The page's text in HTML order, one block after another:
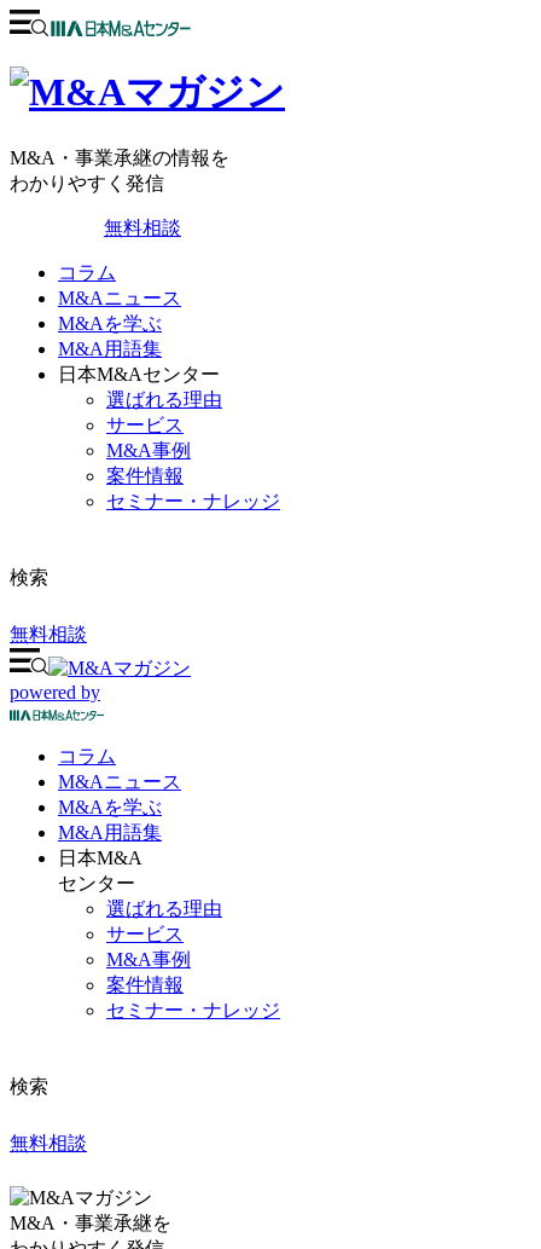
M&A・事業承継の情報を
わかりやすく発信
無料相談
コラム
M&Aニュース
M&Aを学ぶ
M&A用語集
日本M&Aセンター
選ばれる理由
サービス
M&A事例
案件情報
セミナー・ナレッジ
検索
無料相談
powered by
コラム
M&Aニュース
M&Aを学ぶ
M&A 用語集
日本M&A
センター
選ばれる理由
サービス
M&A事例
案件情報
セミナー・ナレッジ
検索
無料相談
M&A・事業承継を